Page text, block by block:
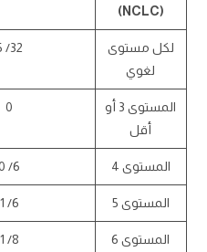
(NCLC)
لكل مستوى
لغوي
32/ 5
المستوى 3 أو
أقل
0
المستوى 4 6/ 0
المستوى 5 6/ 1
المستوى 6 8/ 1